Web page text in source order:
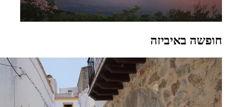
חופשה באיביזה